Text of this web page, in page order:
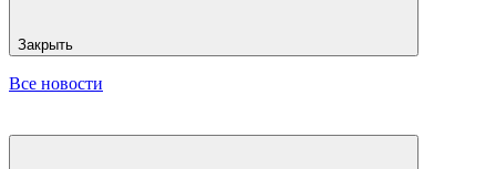
Закрыть
Все новости